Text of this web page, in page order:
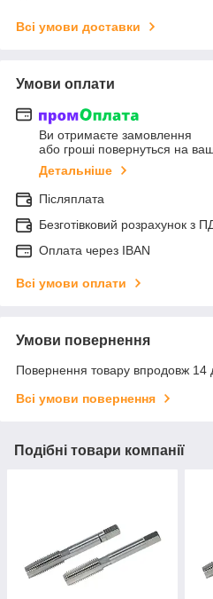
Всі умови доставки
Умови оплати
Ви отримаєте замовлення
або гроші повернуться на
Детальніше
Післяплата
Безготівковий розрахунок з
Оплата через IBAN
Всі умови оплати
Умови повернення
Повернення товару впродовж 14
Всі умови повернення
Подібні товари компанії